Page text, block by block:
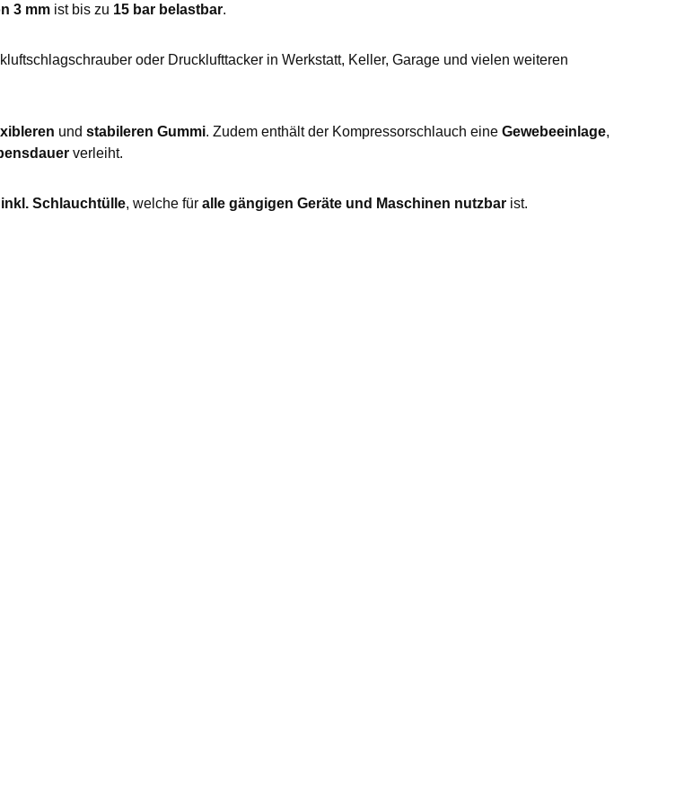
3 mm ist bis zu 15 bar belastbar.
oder Drucklufttacker in Werkstatt, Keller, Garage und vielen weiteren
und stabileren Gummi. Zudem enthält der Kompressorschlauch eine Gewebeeinlage,
verleiht.
Schlauchtülle, welche für alle gängigen Geräte und Maschinen nutzbar ist.